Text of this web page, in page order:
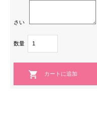
さい
数量